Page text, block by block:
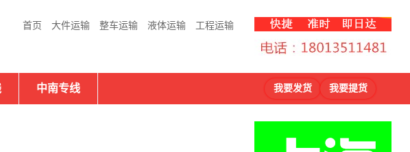
首页 大件运输 整车运输 液体运输 工程运输
中南专线 我要发货 我要提货